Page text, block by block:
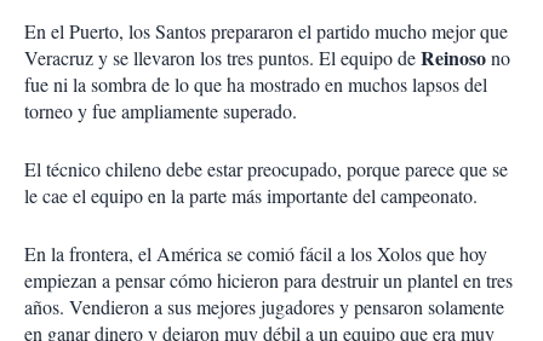
r
En el Puerto, los Santos prepararon el partido mucho mejor que
Veracruz y se llevaron los tres puntos. El equipo deReinosono
fue ni la sombra de lo que ha mostrado en muchos lapsos del
torneo y fue ampliamente superado.
El técnico chileno debe estar preocupado, porque parece que se
le cae el equipo en la parte más importante del campeonato.
En la frontera, el América se comió fácil a los Xolos que hoy
empiezan a pensar cómo hicieron para destruir un plantel en tres
años. Vendieron a sus mejores jugadores y pensaron solamente
en ganar dinero y dejaron muy débil a un equipo que era muy